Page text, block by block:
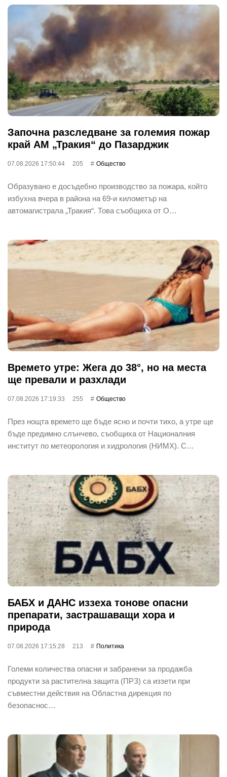
Започна разследване за големия пожар
край АМ „Тракия“ до Пазарджик
07.08.2026 17:50:44 205 Общество
Образувано е досъдебно производство за пожара, който
избухна вчера в района на 69-и километър на
автомагистрала „Тракия“. Това съобщиха от О…
Времето утре: Жега до 38°, но на места
ще превали и разхлади
07.08.2026 17:19:33 255 Общество
През нощта времето ще бъде ясно и почти тихо, а утре ще
бъде предимно слънчево, съобщиха от Националния
институт по метеорология и хидрология (НИМХ). С…
БАБХ и ДАНС иззеха тонове опасни
препарати, застрашаващи хора и
природа
07.08.2026 17:15:28 213 Политика
Големи количества опасни и забранени за продажба
продукти за растителна защита (ПРЗ) са иззети при
съвместни действия на Областна дирекция по
безопаснос…